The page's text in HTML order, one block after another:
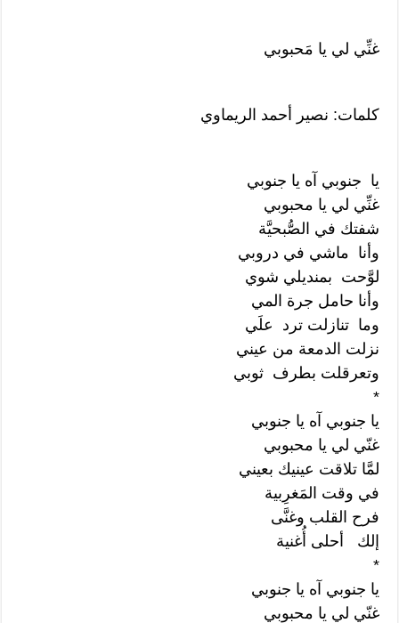
غنِّي لي يا مَحبوبي
كلمات: نصير أحمد الريماوي
يا جنوبي آه يا جنوبي
غنِّي لي يا محبوبي
شفتك في الصُّبحيَّة
وأنا ماشي في دروبي
لوَّحت بمنديلي شوي
وأنا حامل جرة المي
وما تنازلت ترد علَي
نزلت الدمعة من عيني
وتعرقلت بطرف ثوبي
*
يا جنوبي آه يا جنوبي
غنّي لي يا محبوبي
لمَّا تلاقت عينيك بعيني
في وقت المَغرِبية
فرح القلب وغنَّى
إلك أحلى أُغنية
*
يا جنوبي آه يا جنوبي
غنّي لي يا محبوبي